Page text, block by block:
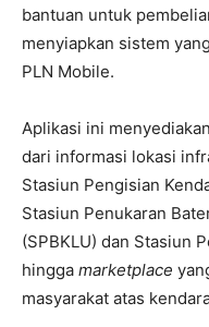
bantuan untuk
menyiapkan sistem
PLN Mobile.
Aplikasi ini
dari informasi lokasi
Stasiun Pengisian
Stasiun Penukaran
(SPBKLU) dan Stasiun
hingga marketplace
masyarakat atas